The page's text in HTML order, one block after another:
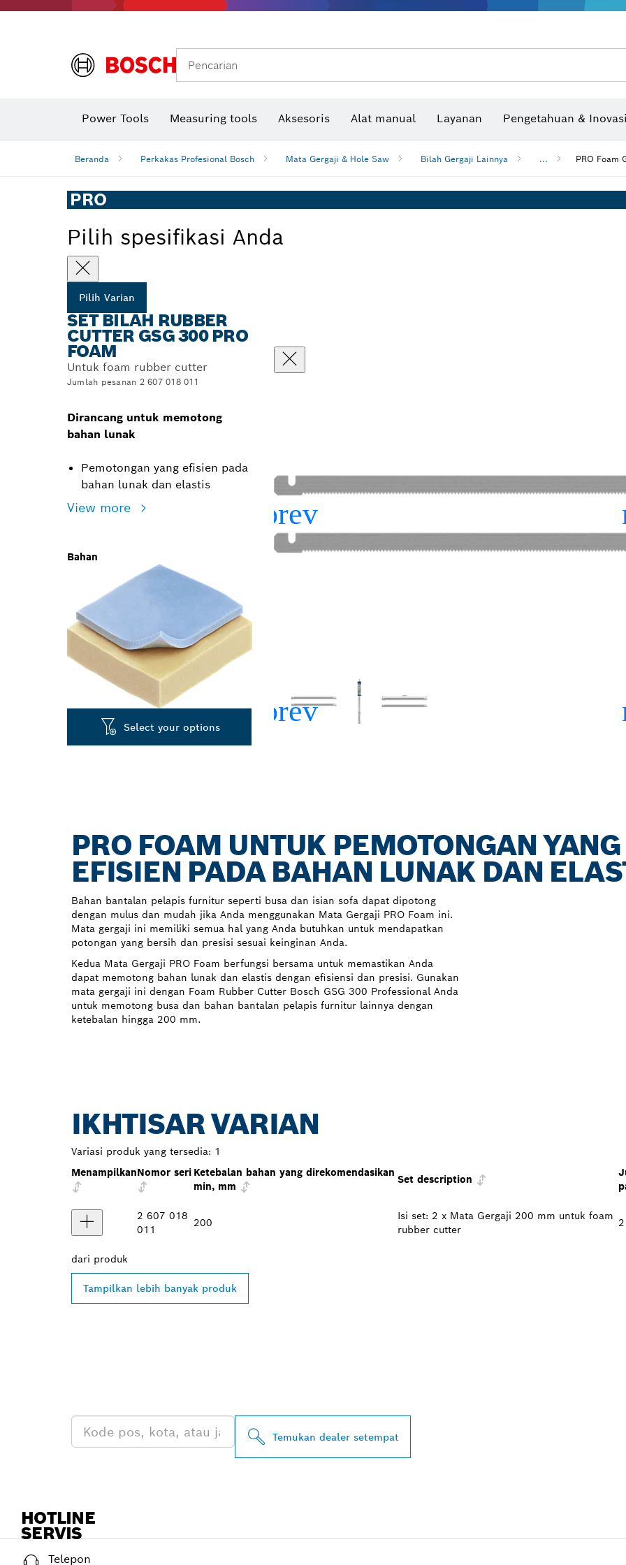
Pencarian
Power Tools Measuring tools Aksesoris Alat manual Layanan Pengetahuan &
Beranda Perkakas Profesional Bosch Mata Gergaji & Hole Saw Bilah Gergaji Lainnya ... PRO Foam
PRO
Pilih spesifikasi Anda
Pilih Varian
SET BILAH RUBBER
CUTTER GSG 300 PRO
FOAM
Untuk foam rubber cutter
Jumlah pesanan 2 607 018 011
Dirancang untuk memotong
bahan lunak
Pemotongan yang efisien pada
bahan lunak dan elastis
View more
Bahan
Select your options
PRO FOAM UNTUK PEMOTONGAN YANG
EFISIEN PADA BAHAN LUNAK DAN
Bahan bantalan pelapis furnitur seperti busa dan isian sofa dapat dipotong
dengan mulus dan mudah jika Anda menggunakan Mata Gergaji PRO Foam ini.
Mata gergaji ini memiliki semua hal yang Anda butuhkan untuk mendapatkan
potongan yang bersih dan presisi sesuai keinginan Anda.
Kedua Mata Gergaji PRO Foam berfungsi bersama untuk memastikan Anda
dapat memotong bahan lunak dan elastis dengan efisiensi dan presisi. Gunakan
mata gergaji ini dengan Foam Rubber Cutter Bosch GSG 300 Professional Anda
untuk memotong busa dan bahan bantalan pelapis furnitur lainnya dengan
ketebalan hingga 200 mm.
IKHTISAR VARIAN
Variasi produk yang tersedia: 1
MenampilkanNomor seri Ketebalan bahan yang direkomendasikan
min, mm
Set description
2 607 018
011
200
Isi set: 2 x Mata Gergaji 200 mm untuk foam
rubber cutter
dari produk
Tampilkan lebih banyak produk
Temukan dealer setempat
HOTLINE
SERVIS
Telepon